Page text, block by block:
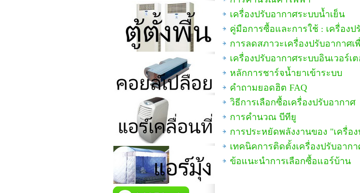
เครื่องปรับอากาศระบบน้ำเย็น
คู่มือการซื้อและการใช้ : เครื่องป
การลดสภาวะเครื่องปรับอากาศ
เครื่องปรับอากาศระบบอินเวอร์เ
หลักการชาร์จน้ำยาเข้าระบบ
คำถามยอดฮิต FAQ
วิธีการเลือกซื้อเครื่องปรับอากาศ
การคำนวณ บีทียู
การประหยัดพลังงานของ "เครื่อ
เทคนิคการติดตั้งเครื่องปรับอาก
ข้อแนะนำการเลือกซื้อแอร์บ้าน